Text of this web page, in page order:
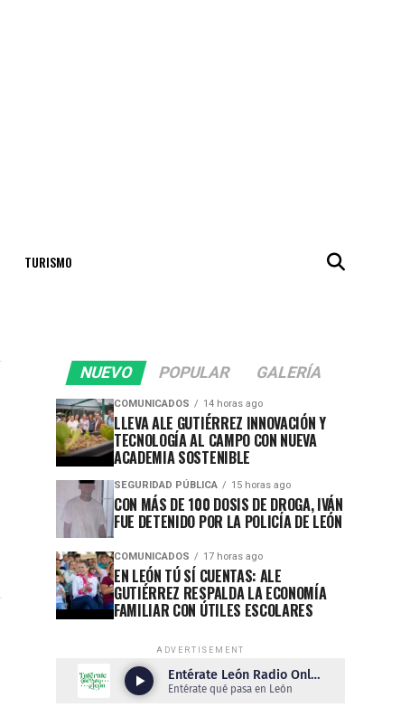
TURISMO
NUEVO POPULAR GALERÍA
COMUNICADOS 14 horas ago
LLEVA ALE GUTIÉRREZ INNOVACIÓN Y
TECNOLOGÍA AL CAMPO CON NUEVA
ACADEMIA SOSTENIBLE
SEGURIDAD PÚBLICA 15 horas ago
CON MÁS DE 100 DOSIS DE DROGA, IVÁN
FUE DETENIDO POR LA POLICÍA DE LEÓN
COMUNICADOS 17 horas ago
EN LEÓN TÚ SÍ CUENTAS: ALE
GUTIÉRREZ RESPALDA LA ECONOMÍA
FAMILIAR CON ÚTILES ESCOLARES
ADVERTISEMENT